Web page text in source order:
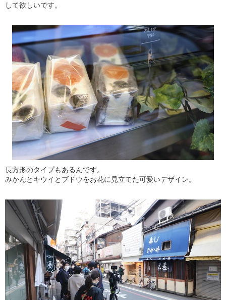
して欲しいです。
長方形のタイプもあるんです。
みかんとキウイとブドウをお花に見立てた可愛いデザイン。